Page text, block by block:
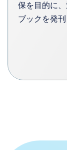
保を目的に
ブックを発刊